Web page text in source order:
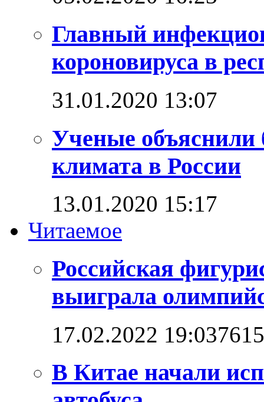
Главный
короновируса в
31.01.2020 13:07
Ученые объяснили
климата в России
13.01.2020 15:17
Читаемое
Российская
выиграла
17.02.2022 19:037615
В Китае начали